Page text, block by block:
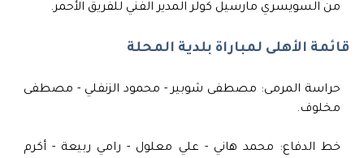
من السويسري مارسيل كولر المدير الفني للفريق الأحمر.
قائمة الأهلى لمباراة بلدية المحلة
حراسة المرمى: مصطفى شوبير - محمود الزنفلي - مصطفى
مخلوف.
خط الدفاع: محمد هاني - علي معلول - رامي ربيعة - أكرم